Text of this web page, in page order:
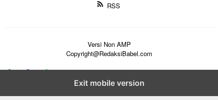
RSS
Versi Non AMP
Copyright@RedaksiBabel.com
Exit mobile version